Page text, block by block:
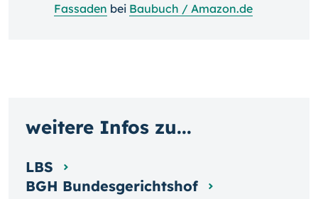
Fassaden bei Baubuch / Amazon.de
weitere Infos zu...
LBS
BGH Bundesgerichtshof